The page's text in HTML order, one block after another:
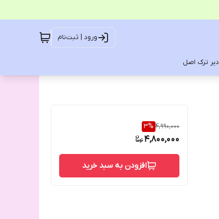
ورود | ثبت‌نام
ترک اصل
4,990,000
3%
4,800,000
افزودن به سبد خرید